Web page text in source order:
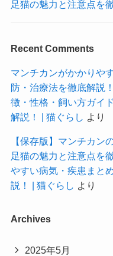
足猫の魅力と注意点を
Recent Comments
マンチカンがかかりや
防・治療法を徹底解説！
徴・性格・飼い方ガイ
解説！ | 猫ぐらし より
【保存版】マンチカン
足猫の魅力と注意点を
やすい病気・疾患まと
説！ | 猫ぐらし より
Archives
2025年5月